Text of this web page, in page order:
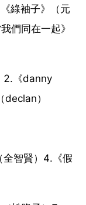
綠袖子》（元
們同在一起》
2.《danny
）
全智賢）4.《假